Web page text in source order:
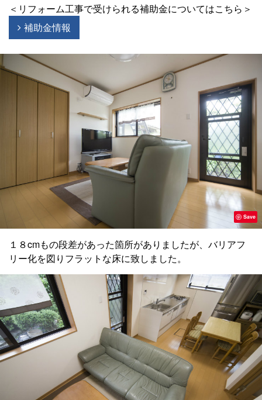
＜リフォーム工事で受けられる補助金についてはこちら＞
補助金情報
Save
１８cmもの段差があった箇所がありましたが、バリアフ
リー化を図りフラットな床に致しました。